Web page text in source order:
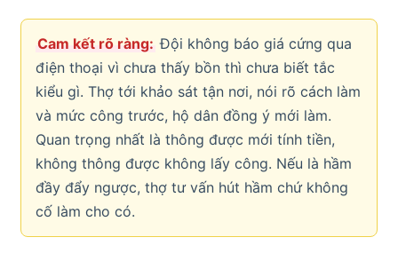
Cam kết rõ ràng: Đội không báo giá cứng qua
điện thoại vì chưa thấy bồn thì chưa biết tắc
kiểu gì. Thợ tới khảo sát tận nơi, nói rõ cách làm
và mức công trước, hộ dân đồng ý mới làm.
Quan trọng nhất là thông được mới tính tiền,
không thông được không lấy công. Nếu là hầm
đầy đẩy ngược, thợ tư vấn hút hầm chứ không
cố làm cho có.